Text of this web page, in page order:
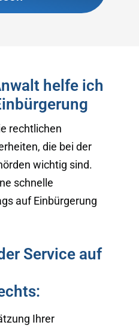
helfe ich
rechtlichen
die bei der
wichtig sind.
schnelle
auf Einbürgerung
Service auf
Ihrer